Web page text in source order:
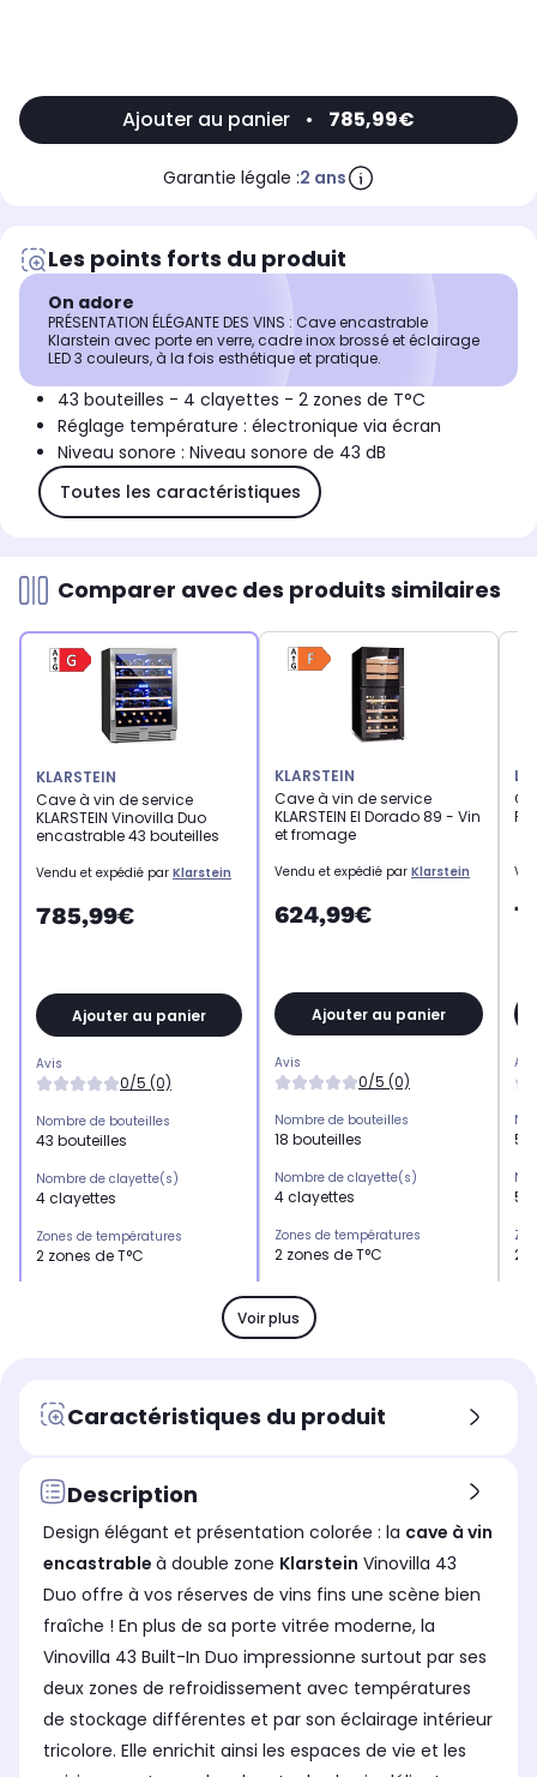
Ajouter au panier • 785,99€
Garantie légale :2 ans
Les points forts du produit
On adore
PRÉSENTATION ÉLÉGANTE DES VINS : Cave encastrable
Klarstein avec porte en verre, cadre inox brossé et éclairage
LED 3 couleurs, à la fois esthétique et pratique.
43 bouteilles - 4 clayettes - 2 zones de T°C
Réglage température : électronique via écran
Niveau sonore : Niveau sonore de 43 dB
Toutes les caractéristiques
Comparer avec des produits similaires
KLARSTEIN
Cave à vin de service
KLARSTEIN Vinovilla Duo
encastrable 43 bouteilles
Vendu et expédié par Klarstein
785,99€
Ajouter au panier
Avis
0/5 (0)
Nombre de bouteilles
43 bouteilles
Nombre de clayette(s)
4 clayettes
Zones de températures
2 zones de T°C
Niveau sonore
Niveau sonore de 43 dB
sur le Label Energie)
43.0
Label énergie (présent sur le
Label Energie)
Matériau des clayettes
Bois
Non
KLARSTEIN
Cave à vin de service
KLARSTEIN El Dorado 89 - Vin
et fromage
Vendu et expédié par Klarstein
624,99€
Ajouter au panier
Avis
0/5 (0)
Nombre de bouteilles
18 bouteilles
Nombre de clayette(s)
4 clayettes
Zones de températures
2 zones de T°C
L x H x P
39.5 x 84 x 58 cm
Niveau sonore
Niveau sonore de 41 dB
Label énergie (présent sur le
Label Energie)
Matériau des clayettes
Bois
Oui
53
5
2
Voir plus
Caractéristiques du produit
Description
Design élégant et présentation colorée : la cave à vin
encastrable à double zone Klarstein Vinovilla 43
Duo offre à vos réserves de vins fins une scène bien
fraîche ! En plus de sa porte vitrée moderne, la
Vinovilla 43 Built-In Duo impressionne surtout par ses
deux zones de refroidissement avec températures
de stockage différentes et par son éclairage intérieur
tricolore. Elle enrichit ainsi les espaces de vie et les